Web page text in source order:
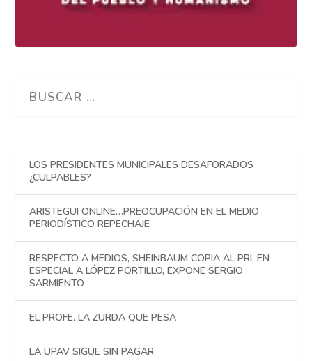
LOS PRESIDENTES MUNICIPALES DESAFORADOS
¿CULPABLES?
ARISTEGUI ONLINE…PREOCUPACIÓN EN EL MEDIO
PERIODÍSTICO REPECHAJE
RESPECTO A MEDIOS, SHEINBAUM COPIA AL PRI, EN
ESPECIAL A LÓPEZ PORTILLO, EXPONE SERGIO
SARMIENTO
EL PROFE. LA ZURDA QUE PESA
LA UPAV SIGUE SIN PAGAR